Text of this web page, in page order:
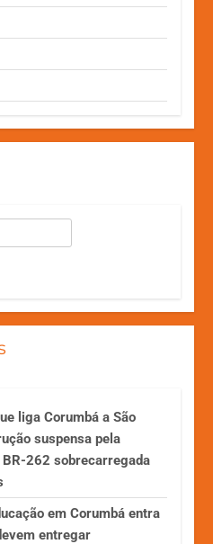
liga Corumbá a São
suspensa pela
262 sobrecarregada
em Corumbá entra
entregar